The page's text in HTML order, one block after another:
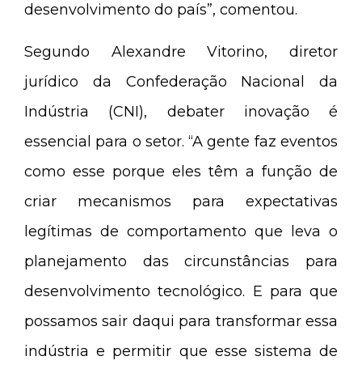
desenvolvimento do país”, comentou.
Segundo Alexandre Vitorino, diretor
jurídico da Confederação Nacional da
Indústria (CNI), debater inovação é
essencial para o setor. “A gente faz eventos
como esse porque eles têm a função de
criar mecanismos para expectativas
legítimas de comportamento que leva o
planejamento das circunstâncias para
desenvolvimento tecnológico. E para que
possamos sair daqui para transformar essa
indústria e permitir que esse sistema de